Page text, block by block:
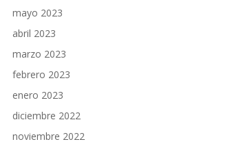
mayo 2023
abril 2023
marzo 2023
febrero 2023
enero 2023
diciembre 2022
noviembre 2022